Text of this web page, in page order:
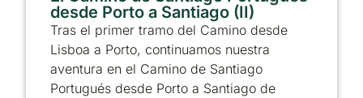
desde Porto a Santiago (II)
Tras el primer tramo del Camino desde
Lisboa a Porto, continuamos nuestra
aventura en el Camino de Santiago
Portugués desde Porto a Santiago de